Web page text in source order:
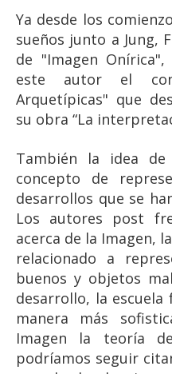
Ya desde los
sueños junto a Jung,
de "Imagen
este autor el
Arquetípicas" que
su obra “La
También la idea
concepto de
desarrollos que se
Los autores post
acerca de la Imagen,
relacionado a
buenos y objetos
desarrollo, la escuela
manera más
Imagen la teoría
podríamos seguir